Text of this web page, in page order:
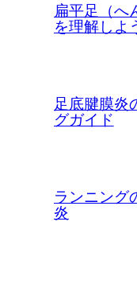
扁平足（へ
を理解しよ
足底腱膜炎
グガイド
ランニング
炎